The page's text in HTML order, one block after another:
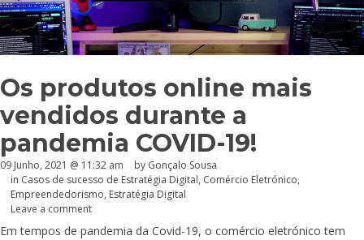
Os produtos online mais
vendidos durante a
pandemia COVID-19!
09 Junho, 2021 @ 11:32 am by Gonçalo Sousa
in Casos de sucesso de Estratégia Digital, Comércio Eletrónico,
Empreendedorismo, Estratégia Digital
Leave a comment
Em tempos de pandemia da Covid-19, o comércio eletrónico tem